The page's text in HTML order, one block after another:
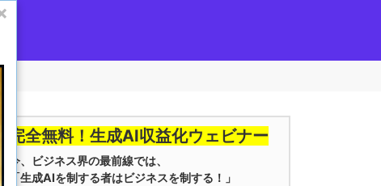
完全無料！生成AI収益化ウェビナー
今、ビジネス界の最前線では、
「生成AIを制する者はビジネスを制する！」